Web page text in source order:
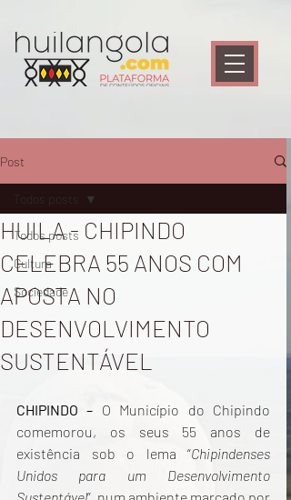
Post
Todos posts
Cultura
Sociedade
HUILA - CHIPINDO
CELEBRA 55 ANOS COM
APOSTA NO
DESENVOLVIMENTO
SUSTENTÁVEL
CHIPINDO – O Município do Chipindo
comemorou, os seus 55 anos de
existência sob o lema “Chipindenses
Unidos para um Desenvolvimento